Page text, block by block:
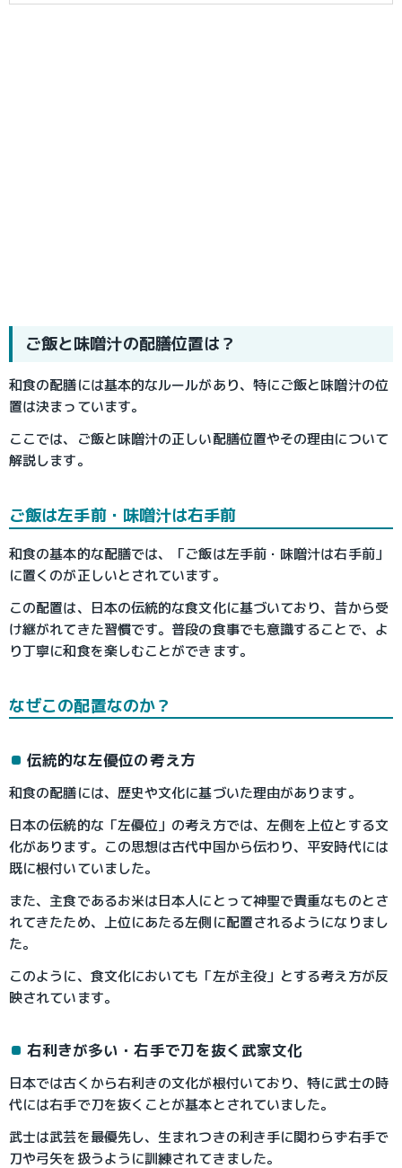
ご飯と味噌汁の配膳位置は？
和食の配膳には基本的なルールがあり、特にご飯と味噌汁の位
置は決まっています。
ここでは、ご飯と味噌汁の正しい配膳位置やその理由について
解説します。
ご飯は左手前・味噌汁は右手前
和食の基本的な配膳では、「ご飯は左手前・味噌汁は右手前」
に置くのが正しいとされています。
この配置は、日本の伝統的な食文化に基づいており、昔から受
け継がれてきた習慣です。普段の食事でも意識することで、よ
り丁寧に和食を楽しむことができます。
なぜこの配置なのか？
伝統的な左優位の考え方
和食の配膳には、歴史や文化に基づいた理由があります。
日本の伝統的な「左優位」の考え方では、左側を上位とする文
化があります。この思想は古代中国から伝わり、平安時代には
既に根付いていました。
また、主食であるお米は日本人にとって神聖で貴重なものとさ
れてきたため、上位にあたる左側に配置されるようになりまし
た。
このように、食文化においても「左が主役」とする考え方が反
映されています。
右利きが多い・右手で刀を抜く武家文化
日本では古くから右利きの文化が根付いており、特に武士の時
代には右手で刀を抜くことが基本とされていました。
武士は武芸を最優先し、生まれつきの利き手に関わらず右手で
刀や弓矢を扱うように訓練されてきました。